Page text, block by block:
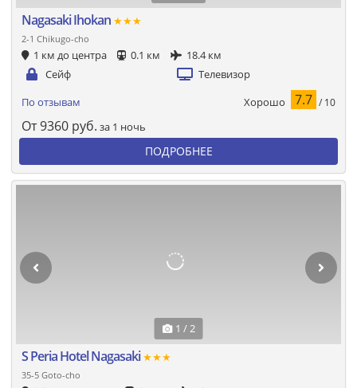
Nagasaki Ihokan ★★★
2-1 Chikugo-cho
1 км до центра 0.1 км
18.4 км
Сейф
Телевизор
По отзывам Хорошо 7.7 / 10
От9360 руб. за 1 ночь
ПОДРОБНЕЕ
1 / 2
S Peria Hotel Nagasaki★★★
35-5 Goto-cho